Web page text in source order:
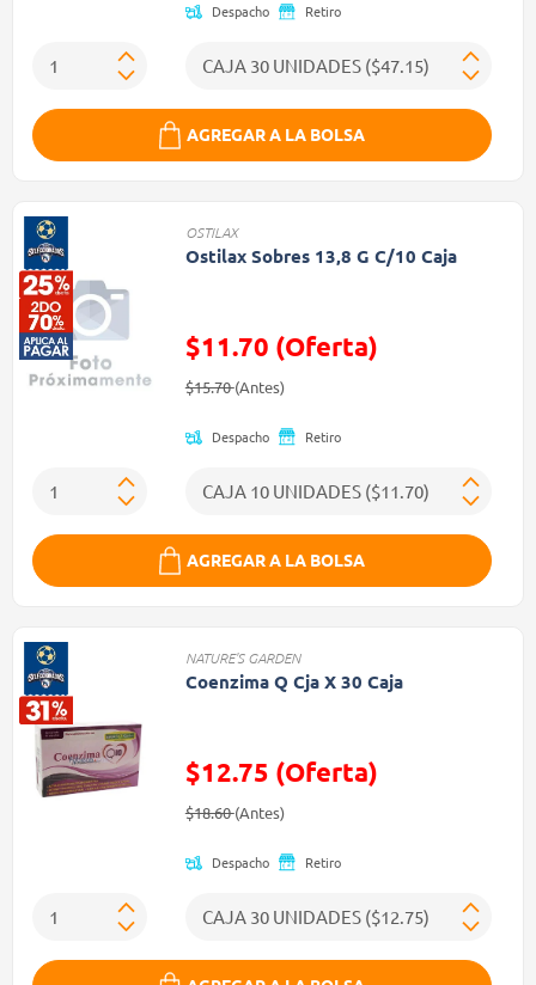
Despacho Retiro
AGREGAR A LA BOLSA
OSTILAX
Ostilax Sobres 13,8 G C/10 Caja
$11.70 (Oferta)
Precio reducido de
$15.70(Antes)(Oferta)
Despacho Retiro
AGREGAR A LA BOLSA
NATURE'S GARDEN
Coenzima Q Cja X 30 Caja
$12.75 (Oferta)
Precio reducido de
$18.60(Antes)(Oferta)
Despacho Retiro